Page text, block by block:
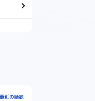
最近の話題